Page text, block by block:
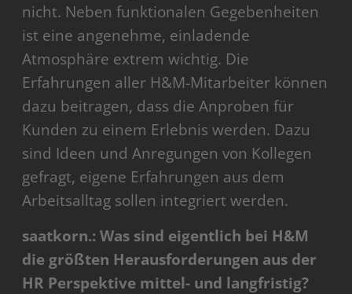
nicht. Neben funktionalen Gegebenheiten
ist eine angenehme, einladende
Atmosphäre extrem wichtig. Die
Erfahrungen aller H&M-Mitarbeiter können
dazu beitragen, dass die Anproben für
Kunden zu einem Erlebnis werden. Dazu
sind Ideen und Anregungen von Kollegen
gefragt, eigene Erfahrungen aus dem
Arbeitsalltag sollen integriert werden.
saatkorn.: Was sind eigentlich bei H&M
die größten Herausforderungen aus der
HR Perspektive mittel- und langfristig?